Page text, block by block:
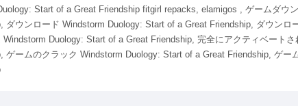
Start of a Great Friendship fitgirl repacks, elamigos , ゲームダウ
ダウンロード Windstorm Duology: Start of a Great Friendship, ダウン
Duology: Start of a Great Friendship, 完全にアクティベート
ゲームのクラック Windstorm Duology: Start of a Great Friendship, ゲー